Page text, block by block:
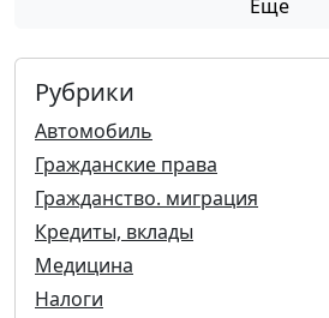
Еще
Рубрики
Автомобиль
Гражданские права
Гражданство. миграция
Кредиты, вклады
Медицина
Налоги